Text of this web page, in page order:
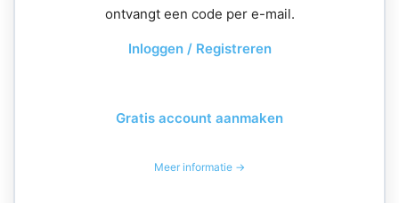
ontvangt een code per e-mail.
Inloggen / Registreren
Gratis account aanmaken
Meer informatie →